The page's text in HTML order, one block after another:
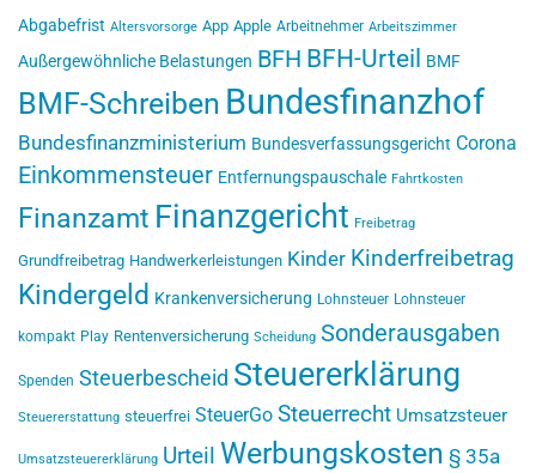
Abgabefrist Altersvorsorge App Apple Arbeitnehmer Arbeitszimmer
Außergewöhnliche Belastungen BFH BFH-Urteil BMF
BMF-Schreiben Bundesfinanzhof
Bundesfinanzministerium Bundesverfassungsgericht Corona
Einkommensteuer Entfernungspauschale Fahrtkosten
Finanzamt Finanzgericht Freibetrag
Grundfreibetrag Handwerkerleistungen Kinder Kinderfreibetrag
Kindergeld Krankenversicherung Lohnsteuer Lohnsteuer
kompakt Play Rentenversicherung Scheidung Sonderausgaben
Spenden Steuerbescheid Steuererklärung
Steuererstattung steuerfrei SteuerGo Steuerrecht Umsatzsteuer
Umsatzsteuererklärung Urteil Werbungskosten § 35a